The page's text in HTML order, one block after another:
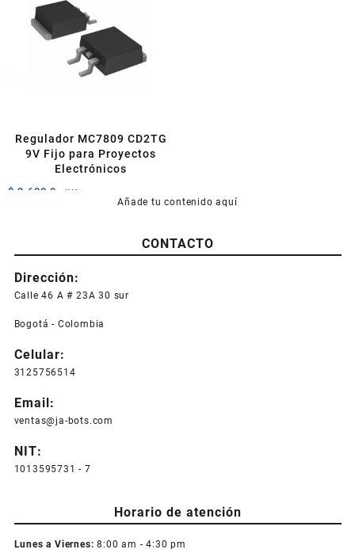
Regulador MC7809 CD2TG
9V Fijo para Proyectos
Electrónicos
$ 2.600,0 +IVA
Añade tu contenido aquí
CONTACTO
Dirección:
Calle 46 A # 23A 30 sur
Bogotá - Colombia
Celular:
3125756514
Email:
ventas@ja-bots.com
NIT:
1013595731 - 7
Horario de atención
Lunes a Viernes: 8:00 am - 4:30 pm